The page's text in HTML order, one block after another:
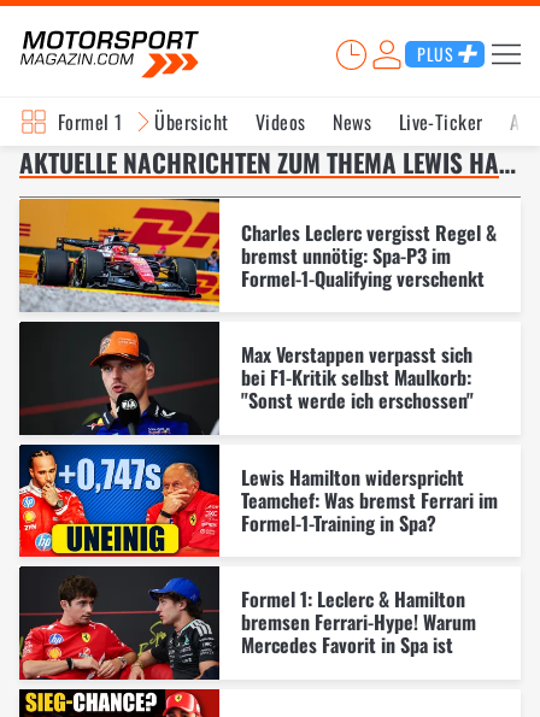
PLUS
Formel 1 Übersicht Videos News Live-Ticker
AKTUELLE NACHRICHTEN ZUM THEMA LEWIS HAMILTON – SEITE 2
Charles Leclerc vergisst Regel &
bremst unnötig: Spa-P3 im
Formel-1-Qualifying verschenkt
Max Verstappen verpasst sich
bei F1-Kritik selbst Maulkorb:
"Sonst werde ich erschossen"
Lewis Hamilton widerspricht
Teamchef: Was bremst Ferrari im
Formel-1-Training in Spa?
Formel 1: Leclerc & Hamilton
bremsen Ferrari-Hype! Warum
Mercedes Favorit in Spa ist